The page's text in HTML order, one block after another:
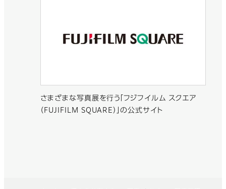
さまざまな写真展を行う「フジフイルム スクエア
（FUJIFILM SQUARE）」の公式サイト